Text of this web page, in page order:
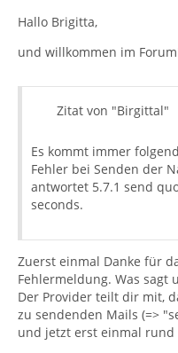
Hallo Brigitta,
und willkommen im
Zitat von "Birgittal"
Es kommt immer
Fehler bei Senden der
antwortet 5.7.1 send
seconds.
Zuerst einmal Danke für
Fehlermeldung. Was sagt
Der Provider teilt dir mit,
zu sendenden Mails (=>
und jetzt erst einmal